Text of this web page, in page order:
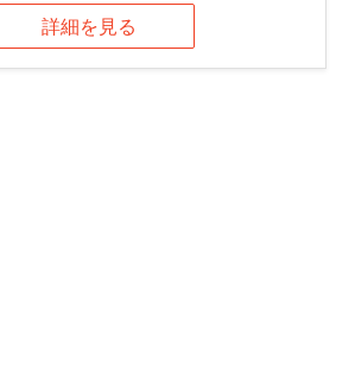
詳細を見る